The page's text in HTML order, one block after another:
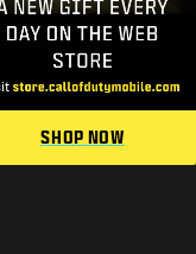
SHOP NOW